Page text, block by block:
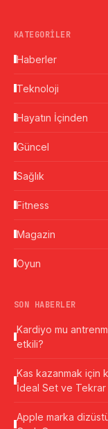
KATEGORILER
Haberler
Teknoloji
Hayatın İçinden
Güncel
Sağlık
Fitness
Magazin
Oyun
SON HABERLER
Kardiyo mu
etkili?
Kas kazanmak için
İdeal Set ve Tekrar
Apple marka